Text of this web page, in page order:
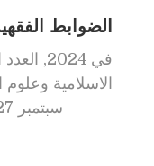
الضوابط
في 2024
, العدد
الاسلامية وعلوم
سبتمبر 27, 2024